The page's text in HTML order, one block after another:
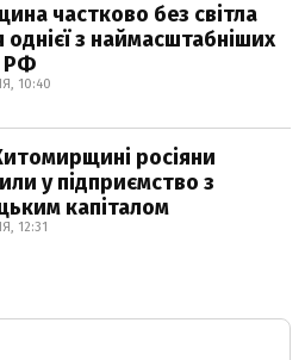
частково без світла
однієї з наймасштабніших
РФ
10:40
росіяни
у підприємство з
капіталом
12:31